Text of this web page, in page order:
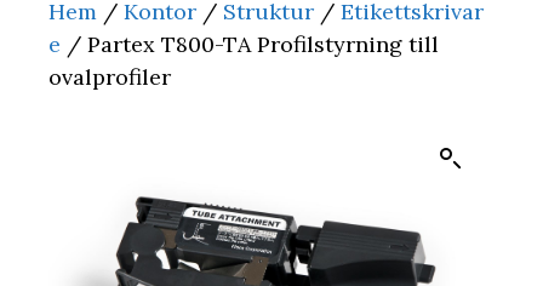
Hem / Kontor / Struktur / Etikettskrivar
e / Partex T800-TA Profilstyrning till
ovalprofiler